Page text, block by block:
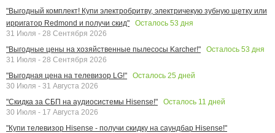
"Выгодный комплект! Купи электробритву, электричекую зубную щетку или
ирригатор Redmond и получи скид"
Осталось 53 дня
31 Июля - 28 Сентября 2026
"Выгодные цены на хозяйственные пылесосы Karcher!"
Осталось 53 дня
31 Июля - 28 Сентября 2026
"Выгодная цена на телевизор LG!"
Осталось 25 дней
30 Июля - 31 Августа 2026
"Скидка за СБП на аудиосистемы Hisense!"
Осталось 11 дней
30 Июля - 17 Августа 2026
"Купи телевизор Hisense - получи скидку на саундбар Hisense!"